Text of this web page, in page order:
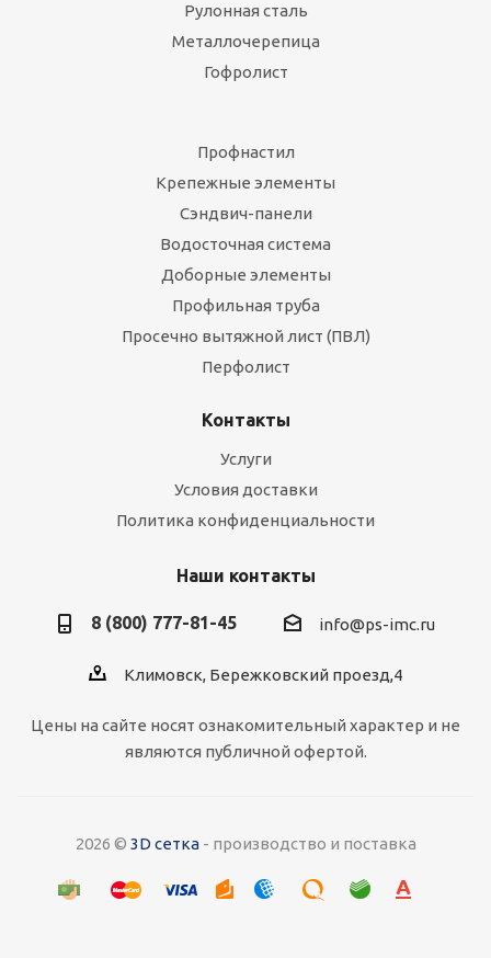
Рулонная сталь
Металлочерепица
Гофролист
Профнастил
Крепежные элементы
Сэндвич-панели
Водосточная система
Доборные элементы
Профильная труба
Просечно вытяжной лист (ПВЛ)
Перфолист
Контакты
Услуги
Условия доставки
Политика конфиденциальности
Наши контакты
8 (800) 777-81-45 info@ps-imc.ru
Климовск, Бережковский проезд,4
Цены на сайте носят ознакомительный характер и не
являются публичной офертой.
2026 © 3D сетка- производство и поставка